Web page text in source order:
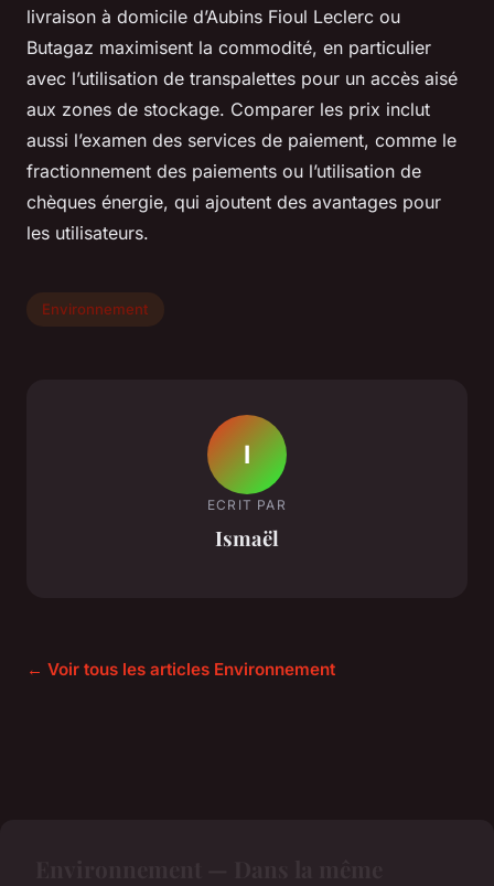
livraison à domicile d’Aubins Fioul Leclerc ou
Butagaz maximisent la commodité, en particulier
avec l’utilisation de transpalettes pour un accès aisé
aux zones de stockage. Comparer les prix inclut
aussi l’examen des services de paiement, comme le
fractionnement des paiements ou l’utilisation de
chèques énergie, qui ajoutent des avantages pour
les utilisateurs.
Environnement
I
ECRIT PAR
Ismaël
← Voir tous les articles Environnement